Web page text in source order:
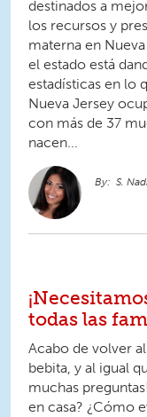
destinados a
los recursos y
materna en
el estado está
estadísticas en lo
Nueva Jersey
con más de 37
nacen...
S.
todas las
Acabo de volver
bebita, y al igual
muchas
en casa? ¿Cómo